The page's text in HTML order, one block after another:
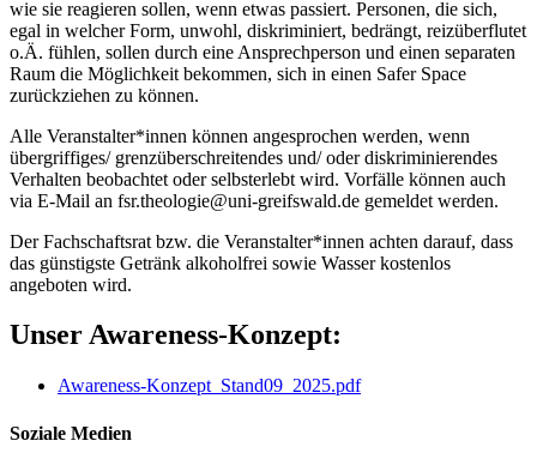
wie sie reagieren sollen, wenn etwas passiert. Personen, die sich,
egal in welcher Form, unwohl, diskriminiert, bedrängt, reizüberflutet
o.Ä. fühlen, sollen durch eine Ansprechperson und einen separaten
Raum die Möglichkeit bekommen, sich in einen Safer Space
zurückziehen zu können.
Alle Veranstalter*innen können angesprochen werden, wenn
übergriffiges/ grenzüberschreitendes und/ oder diskriminierendes
Verhalten beobachtet oder selbsterlebt wird. Vorfälle können auch
via E-Mail an fsr.theologie@uni-greifswald.de gemeldet werden.
Der Fachschaftsrat bzw. die Veranstalter*innen achten darauf, dass
das günstigste Getränk alkoholfrei sowie Wasser kostenlos
angeboten wird.
Unser Awareness-Konzept:
Awareness-Konzept_Stand09_2025.pdf
Soziale Medien